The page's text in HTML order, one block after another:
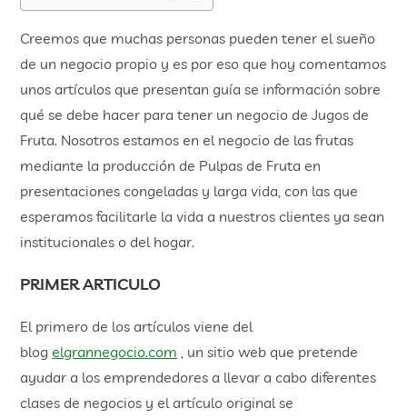
Creemos que muchas personas pueden tener el sueño
de un negocio propio y es por eso que hoy comentamos
unos artículos que presentan guía se información sobre
qué se debe hacer para tener un negocio de Jugos de
Fruta. Nosotros estamos en el negocio de las frutas
mediante la producción de Pulpas de Fruta en
presentaciones congeladas y larga vida, con las que
esperamos facilitarle la vida a nuestros clientes ya sean
institucionales o del hogar.
PRIMER ARTICULO
El primero de los artículos viene del
blogelgrannegocio.com , un sitio web que pretende
ayudar a los emprendedores a llevar a cabo diferentes
clases de negocios y el artículo original se